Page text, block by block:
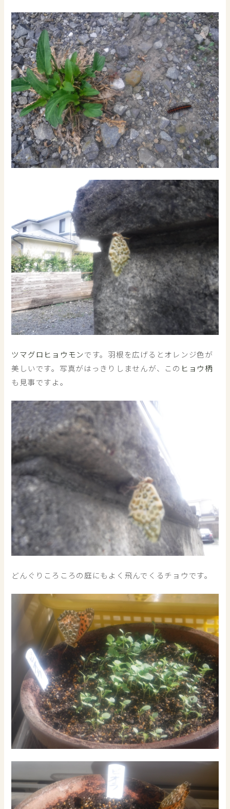
ツマグロヒョウモンです。羽根を広げるとオレンジ色が
美しいです。写真がはっきりしませんが、この ヒョウ柄
も見事ですよ。
どんぐりころころの庭にもよく飛んでくるチョウです。